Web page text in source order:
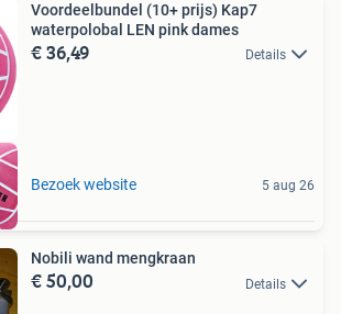
Voordeelbundel (10+ prijs) Kap7
waterpolobal LEN pink dames
€ 36,49 Details
Bezoek website 5 aug 26
Nobili wand mengkraan
€ 50,00 Details